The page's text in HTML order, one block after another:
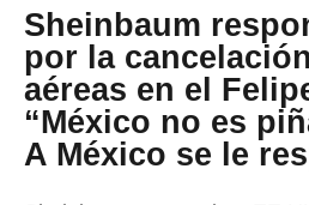
Sheinbaum
por la
aéreas en el
“México no es
A México se le